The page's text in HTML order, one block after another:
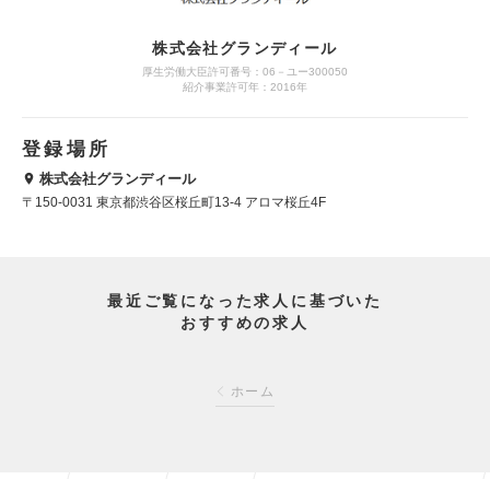
株式会社グランディール
厚生労働大臣許可番号：06－ユー300050
紹介事業許可年：2016年
登録場所
株式会社グランディール
〒150-0031 東京都渋谷区桜丘町13-4 アロマ桜丘4F
最近ご覧になった求人に基づいた
おすすめの求人
ホーム